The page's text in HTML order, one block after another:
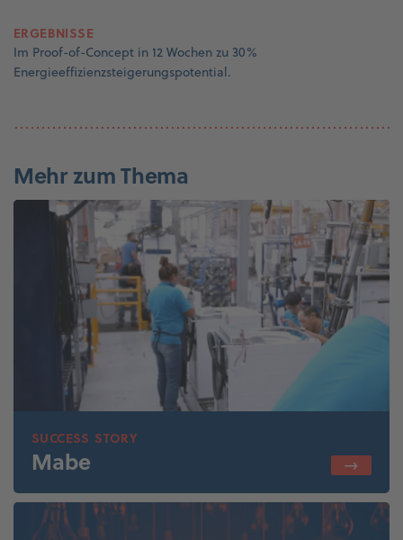
ERGEBNISSE
Im Proof-of-Concept in 12 Wochen zu 30%
Energieeffizienzsteigerungspotential.
Mehr zum Thema
SUCCESS STORY
Mabe